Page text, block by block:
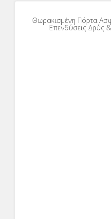
Θωρακισμένη Πόρτα
Επενδύσεις Δρύς